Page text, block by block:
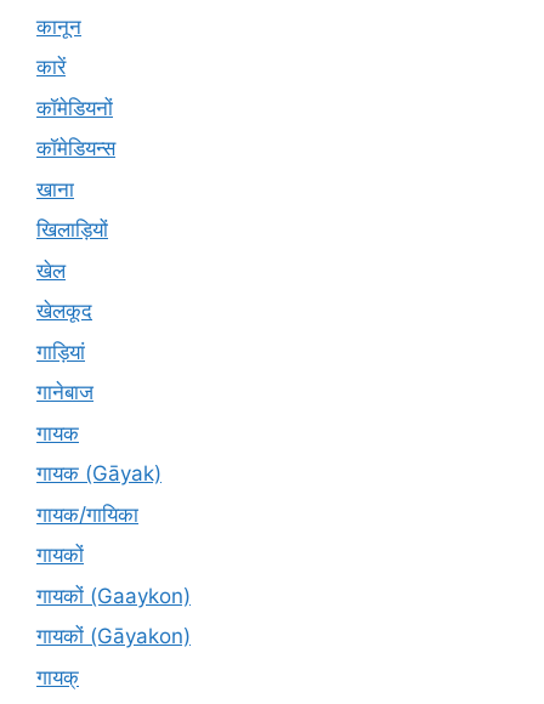
कानून
कारें
कॉमेडियनों
कॉमेडियन्स
खाना
खिलाड़ियों
खेल
खेलकूद
गाड़ियां
गानेबाज
गायक
गायक (Gāyak)
गायक/गायिका
गायकों
गायकों (Gaaykon)
गायकों (Gāyakon)
गायक्